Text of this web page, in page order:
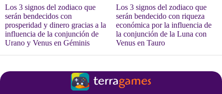
Los 3 signos del zodiaco que
serán bendecidos con
prosperidad y dinero gracias a la
influencia de la conjunción de
Urano y Venus en Géminis
Los 3 signos del zodiaco que
serán bendecido con riqueza
económica por la influencia de
la conjunción de la Luna con
Venus en Tauro